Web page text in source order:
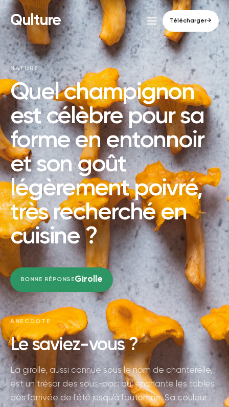
Qulture Télécharger→
NATURE
Quel champignon
est célèbre pour sa
forme en entonnoir
et son goût
légèrement poivré,
très recherché en
cuisine ?
BONNE RÉPONSEGirolle
ANECDOTE
Le saviez-vous ?
La girolle, aussi connue sous le nom de chanterelle,
est un trésor des sous-bois qui enchante les tables
dès l'arrivée de l'été jusqu'à l'automne. Sa couleur